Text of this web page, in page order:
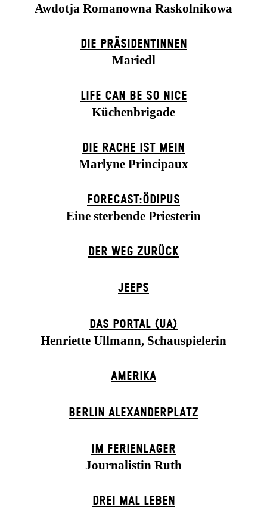
Awdotja Romanowna Raskolnikowa
DIE PRÄSI­DENT­INNEN
Mariedl
LIFE CAN BE SO NICE
Küchenbrigade
DIE RACHE IST MEIN
Marlyne Principaux
FORECAST:ÖDIPUS
Eine sterbende Priesterin
DER WEG ZU­RÜCK
JEEPS
DAS POR­TAL (UA)
Henriette Ullmann, Schauspielerin
AMERIKA
BERLIN ALEXANDER­PLATZ
IM FERIEN­LAGER
Journalistin Ruth
DREI MAL LEBEN